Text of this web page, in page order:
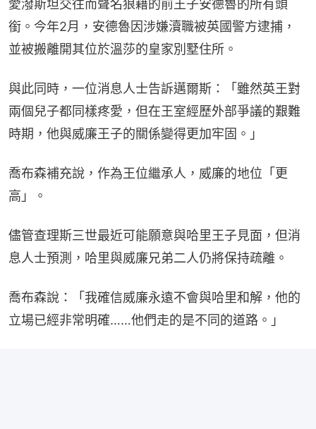
愛潑斯坦交往而聲名狼藉的前王子安德魯的所有頭
銜。今年2月，安德魯因涉嫌瀆職被英國警方逮捕，
並被搬離開其位於溫莎的皇家別墅住所。
與此同時，一位消息人士告訴邁爾斯：「雖然英王對
兩個兒子都同樣疼愛，但在王室經歷外部爭議的艱難
時期，他與威廉王子的關係變得更加牢固。」
喬布森補充說，作為王位繼承人，威廉的地位「更
高」。
儘管查理斯三世最近可能願意與哈里王子見面，但消
息人士預測，哈里與威廉兄弟二人仍將保持疏離。
喬布森說：「我確信威廉永遠不會與哈里和解，他的
立場已經非常明確……他們走的是不同的道路。」